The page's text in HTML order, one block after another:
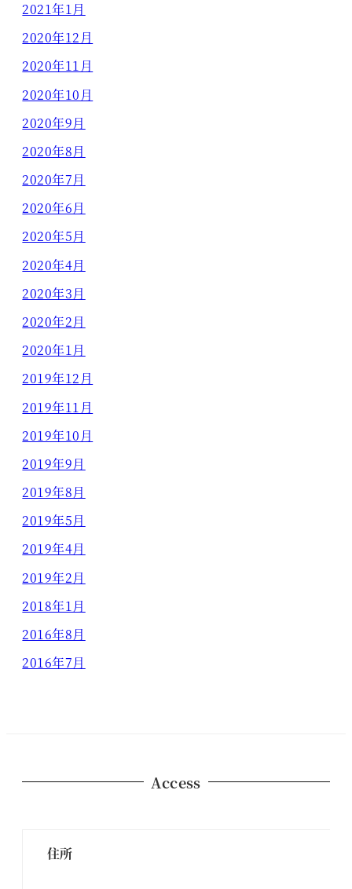
2021年1月
2020年12月
2020年11月
2020年10月
2020年9月
2020年8月
2020年7月
2020年6月
2020年5月
2020年4月
2020年3月
2020年2月
2020年1月
2019年12月
2019年11月
2019年10月
2019年9月
2019年8月
2019年5月
2019年4月
2019年2月
2018年1月
2016年8月
2016年7月
Access
住所